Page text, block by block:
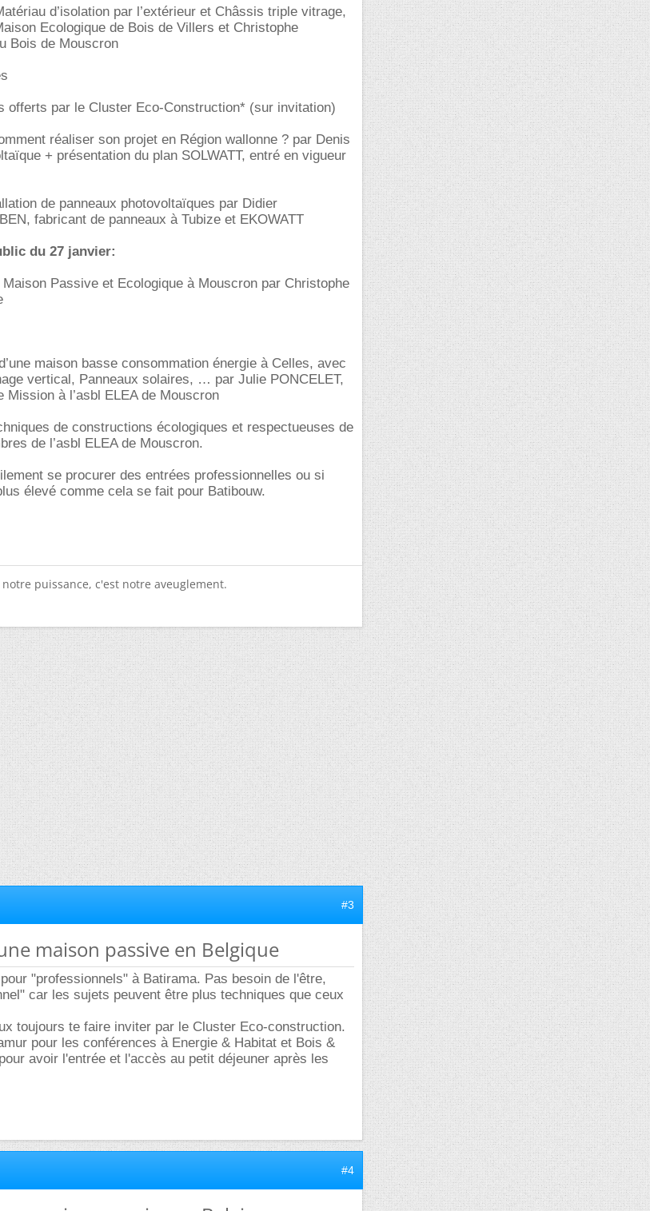
d’isolation par l’extérieur et Châssis triple vitrage,
Ecologique de Bois de Villers et Christophe
Bois de Mouscron
offerts par le Cluster Eco-Construction* (sur invitation)
réaliser son projet en Région wallonne ? par Denis
+ présentation du plan SOLWATT, entré en vigueur
de panneaux photovoltaïques par Didier
fabricant de panneaux à Tubize et EKOWATT
du 27 janvier:
Passive et Ecologique à Mouscron par Christophe
maison basse consommation énergie à Celles, avec
vertical, Panneaux solaires, … par Julie PONCELET,
à l’asbl ELEA de Mouscron
de constructions écologiques et respectueuses de
de l’asbl ELEA de Mouscron.
se procurer des entrées professionnelles ou si
élevé comme cela se fait pour Batibouw.
puissance, c'est notre aveuglement.
#3
maison passive en Belgique
"professionnels" à Batirama. Pas besoin de l'être,
car les sujets peuvent être plus techniques que ceux
toujours te faire inviter par le Cluster Eco-construction.
pour les conférences à Energie & Habitat et Bois &
avoir l'entrée et l'accès au petit déjeuner après les
#4